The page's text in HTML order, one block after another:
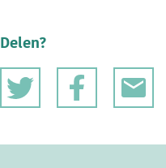
Delen?